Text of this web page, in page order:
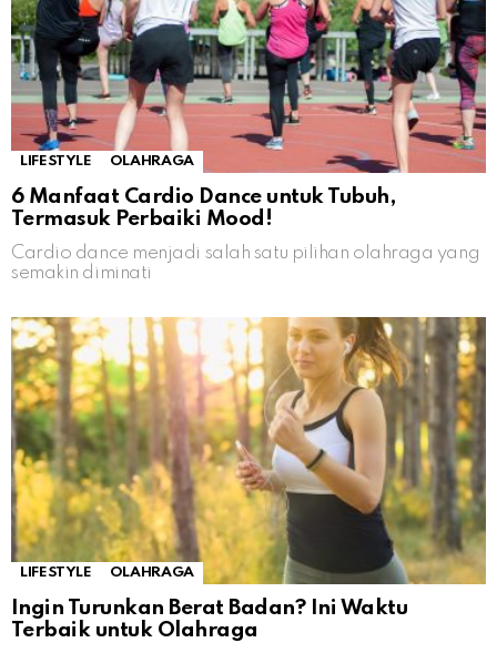
LIFESTYLE OLAHRAGA
6 Manfaat Cardio Dance untuk Tubuh,
Termasuk Perbaiki Mood!
Cardio dance menjadi salah satu pilihan olahraga yang
semakin diminati
LIFESTYLE OLAHRAGA
Ingin Turunkan Berat Badan? Ini Waktu
Terbaik untuk Olahraga